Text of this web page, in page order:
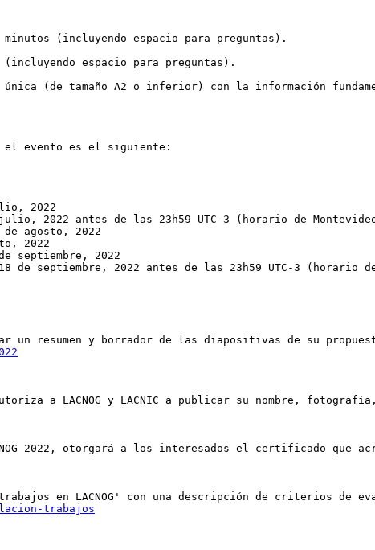
(incluyendo espacio para preguntas).
espacio para preguntas).
(de tamaño A2 o inferior) con la información
el evento es el siguiente:
2022 antes de las 23h59 UTC-3 (horario de
2022
septiembre, 2022 antes de las 23h59 UTC-3 (horario de
un resumen y borrador de las diapositivas de su
a LACNOG y LACNIC a publicar su nombre,
2022, otorgará a los interesados el certificado que
en LACNOG' con una descripción de criterios de
trabajos